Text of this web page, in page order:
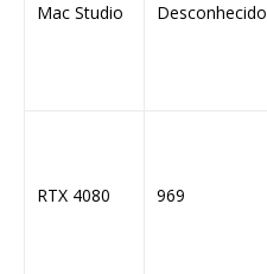
Mac Studio Desconhecido
RTX 4080 969